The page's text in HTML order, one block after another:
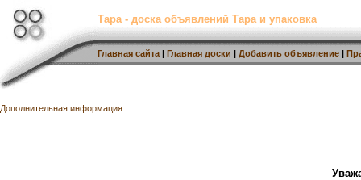
Тара - доска объявлений Тара и упаковка
Главная сайта | Главная доски | Добавить объявление |
Дополнительная информация